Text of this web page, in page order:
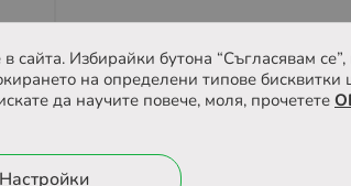
сайта. Избирайки бутона “Съгласявам
на определени типове бисквитки
да научите повече, моля, прочетете
Настройки